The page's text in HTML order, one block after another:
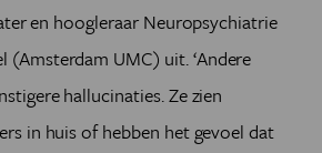
en hoogleraar Neuropsychiatrie
(Amsterdam UMC) uit. ‘Andere
hallucinaties. Ze zien
in huis of hebben het gevoel dat